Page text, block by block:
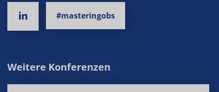
#masteringobs
Weitere Konferenzen